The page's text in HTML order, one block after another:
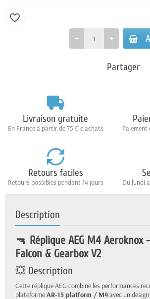
favorite_border
Partager
Livraison gratuite
En France à partir de 75 € d'achats Paiement
Retours faciles
Retours possibles pendant 14 jours Du lundi
Description
🔫 Réplique AEG M4 Aeroknox
Falcon & Gearbox V2
💥 Description
Cette réplique AEG combine les performances
plateformeAR-15 platform / M4avec un